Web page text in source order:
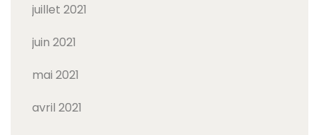
juillet 2021
juin 2021
mai 2021
avril 2021